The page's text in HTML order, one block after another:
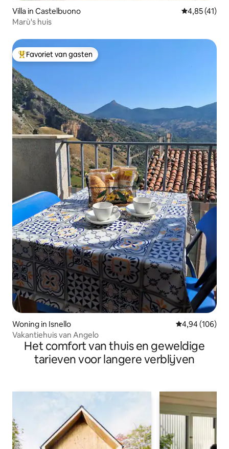
Villa in Castelbuono Gemiddelde
4,85 (41)
Marù's huis
Topfavoriet van gasten
Favoriet van gasten
Woning in Isnello Gemiddelde
4,94 (106)
Vakantiehuis van Angelo
Het comfort van thuis en geweldige
tarieven voor langere verblijven